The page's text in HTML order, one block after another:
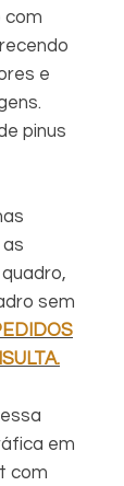
com
e
pinus
sem
em
com